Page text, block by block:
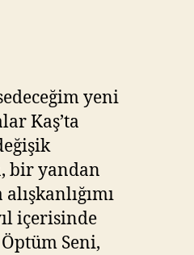
yeni
Kaş’ta
bir yandan
içerisinde
Seni,